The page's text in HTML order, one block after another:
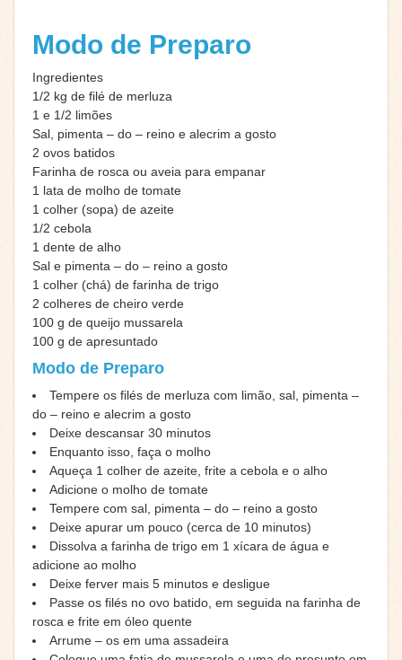
Modo de Preparo
Ingredientes
1/2 kg de filé de merluza
1 e 1/2 limões
Sal, pimenta – do – reino e alecrim a gosto
2 ovos batidos
Farinha de rosca ou aveia para empanar
1 lata de molho de tomate
1 colher (sopa) de azeite
1/2 cebola
1 dente de alho
Sal e pimenta – do – reino a gosto
1 colher (chá) de farinha de trigo
2 colheres de cheiro verde
100 g de queijo mussarela
100 g de apresuntado
Modo de Preparo
Tempere os filés de merluza com limão, sal, pimenta –
do – reino e alecrim a gosto
Deixe descansar 30 minutos
Enquanto isso, faça o molho
Aqueça 1 colher de azeite, frite a cebola e o alho
Adicione o molho de tomate
Tempere com sal, pimenta – do – reino a gosto
Deixe apurar um pouco (cerca de 10 minutos)
Dissolva a farinha de trigo em 1 xícara de água e
adicione ao molho
Deixe ferver mais 5 minutos e desligue
Passe os filés no ovo batido, em seguida na farinha de
rosca e frite em óleo quente
Arrume – os em uma assadeira